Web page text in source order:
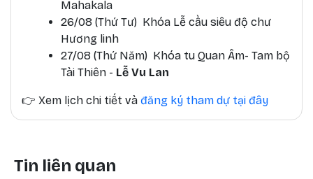
Mahakala
26/08 (Thứ Tư) Khóa Lễ cầu siêu độ chư
Hương linh
27/08 (Thứ Năm) Khóa tu Quan Âm- Tam bộ
Tài Thiên - Lễ Vu Lan
👉 Xem lịch chi tiết và đăng ký tham dự tại đây
Tin liên quan